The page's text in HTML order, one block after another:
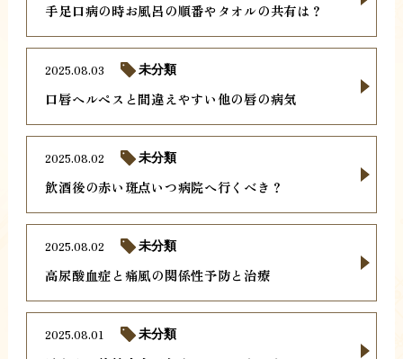
手足口病の時お風呂の順番やタオルの共有は？
口唇ヘルペスと間違えやすい他の唇の病気
2025.08.03 未分類
飲酒後の赤い斑点いつ病院へ行くべき？
2025.08.02 未分類
高尿酸血症と痛風の関係性予防と治療
2025.08.02 未分類
2025.08.01 未分類